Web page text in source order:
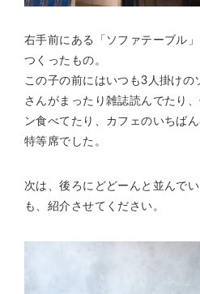
右手前にある「ソファテーブル
つくったもの。
この子の前にはいつも3人掛けの
さんがまったり雑誌読んでたり
ン食べてたり、カフェのいちば
特等席でした。
次は、後ろにどどーんと並んで
も、紹介させてください。